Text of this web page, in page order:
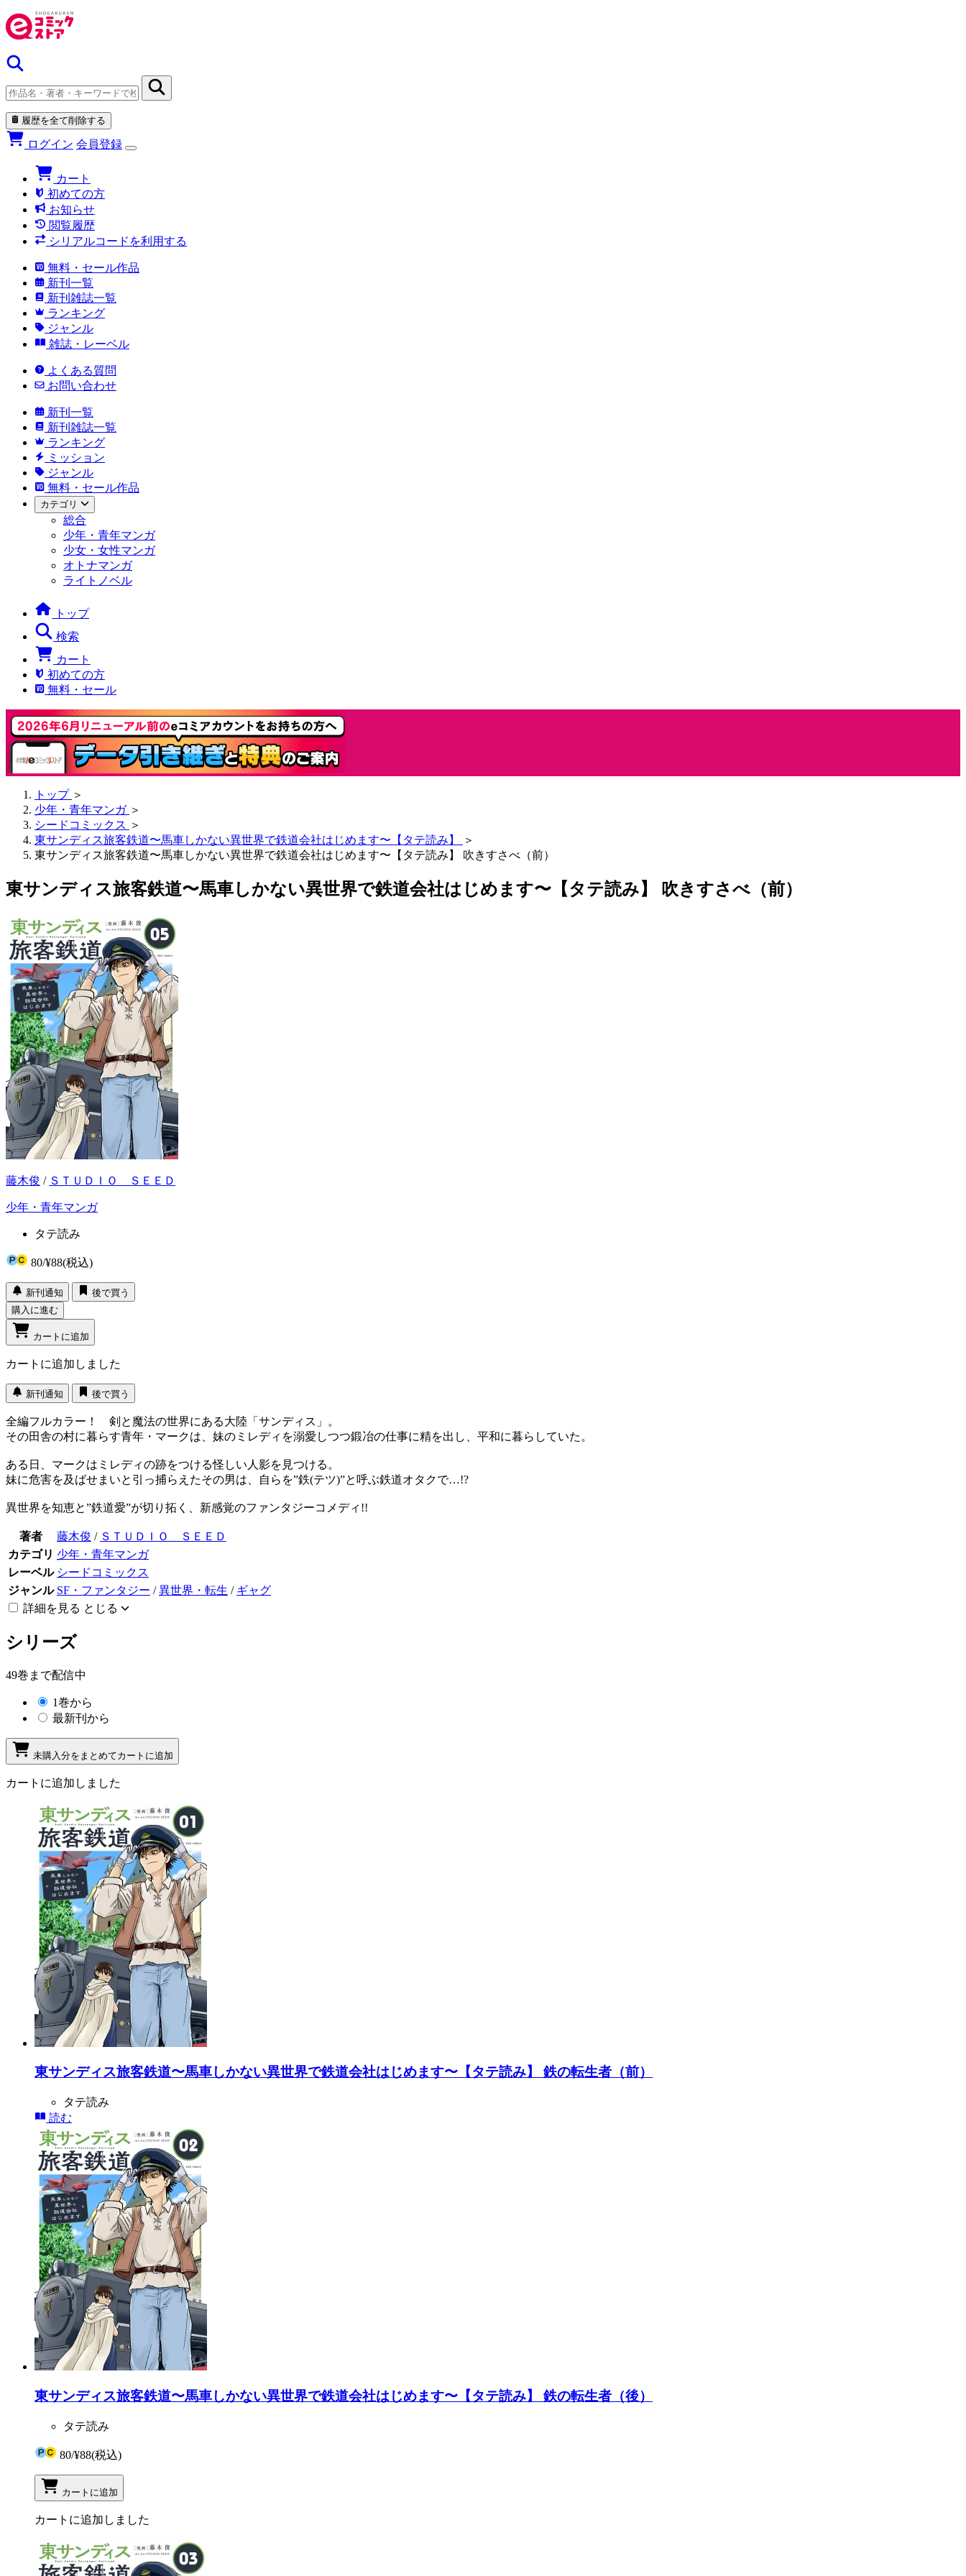
履歴を全て削除する
ログイン 会員登録
カート
初めての方
お知らせ
閲覧履歴
シリアルコードを利用する
無料・セール作品
新刊一覧
新刊雑誌一覧
ランキング
ジャンル
雑誌・レーベル
よくある質問
お問い合わせ
新刊一覧
新刊雑誌一覧
ランキング
ミッション
ジャンル
無料・セール作品
カテゴリ
総合
少年・青年マンガ
少女・女性マンガ
オトナマンガ
ライトノベル
トップ
検索
カート
初めての方
無料・セール
トップ ＞
少年・青年マンガ ＞
シードコミックス ＞
東サンディス旅客鉄道〜馬車しかない異世界で鉄道会社はじめます〜【タテ読み】
＞
東サンディス旅客鉄道〜馬車しかない異世界で鉄道会社はじめます〜【タテ読み】 吹きすさべ（前）
東サンディス旅客鉄道〜馬車しかない異世界で鉄道会社はじめます〜【タテ読み】 吹きすさべ（前）
藤木俊 / ＳＴＵＤＩＯ ＳＥＥＤ
少年・青年マンガ
タテ読み
80/¥88(税込)
新刊通知
後で買う
購入に進む
カートに追加
カートに追加しました
新刊通知 後で買う
全編フルカラー！ 剣と魔法の世界にある大陸「サンディス」。
その田舎の村に暮らす青年・マークは、妹のミレディを溺愛しつつ鍛冶の仕事に精を出し、平和に暮らしていた。
ある日、マークはミレディの跡をつける怪しい人影を見つける。
妹に危害を及ばせまいと引っ捕らえたその男は、自らを”鉄(テツ)”と呼ぶ鉄道オタクで…!?
異世界を知恵と”鉄道愛”が切り拓く、新感覚のファンタジーコメディ!!
著者 藤木俊 / ＳＴＵＤＩＯ ＳＥＥＤ
カテゴリ 少年・青年マンガ
レーベル シードコミックス
ジャンル SF・ファンタジー /異世界・転生 / ギャグ
詳細を見る とじる
シリーズ
49巻まで配信中
1巻から
最新刊から
未購入分をまとめてカートに追加
カートに追加しました
東サンディス旅客鉄道〜馬車しかない異世界で鉄道会社はじめます〜【タテ読み】 鉄の転生者（前）
タテ読み
読む
東サンディス旅客鉄道〜馬車しかない異世界で鉄道会社はじめます〜【タテ読み】 鉄の転生者（後）
タテ読み
80/¥88(税込)
カートに追加
カートに追加しました